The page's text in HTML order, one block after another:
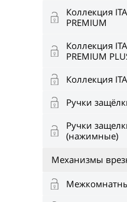
Коллекция
PREMIUM
Коллекция
PREMIUM
Коллекция
Ручки
Ручки
(нажимные)
Механизмы